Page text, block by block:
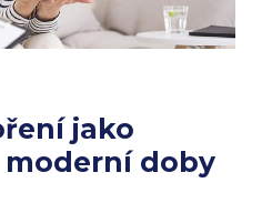
jako
doby